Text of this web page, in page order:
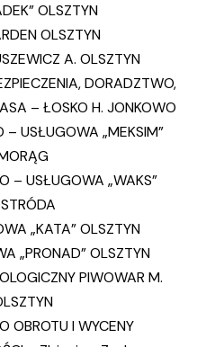
OLSZTYN
OLSZTYN
A. OLSZTYN
DORADZTWO,
– ŁOSKO H. JONKOWO
– USŁUGOWA „MEKSIM”
– USŁUGOWA „WAKS”
„KATA” OLSZTYN
„PRONAD” OLSZTYN
PIWOWAR M.
OBROTU I WYCENY